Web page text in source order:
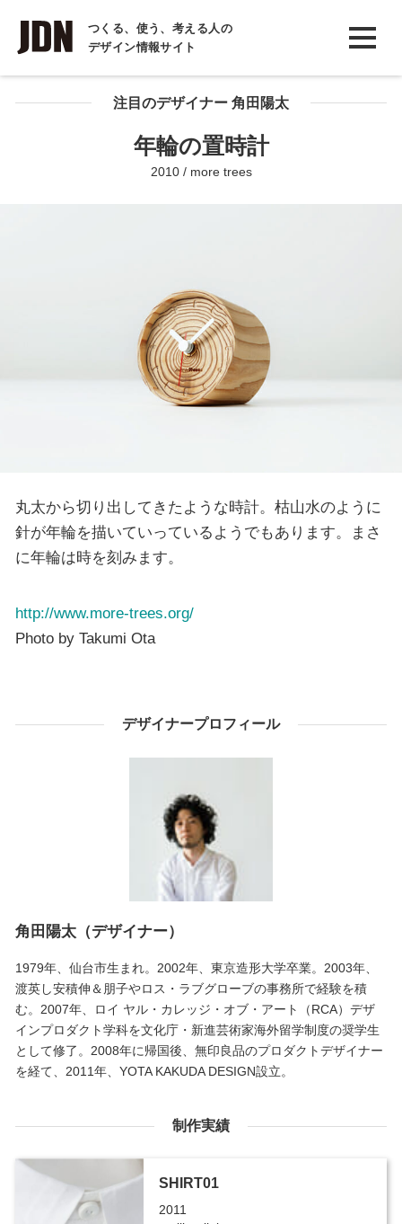
つくる、使う、考える人の
デザイン情報サイト
INTERVIEW
インタビュー
REPORT注目のデザイナー 角田陽太
年輪の置時計
2010 / more trees
丸太から切り出してきたような時計。枯山水のように
針が年輪を描いていっているようでもあります。まさ
に年輪は時を刻みます。
http://www.more-trees.org/
Photo by Takumi Ota
デザイナープロフィール
角田陽太（デザイナー）
1979年、仙台市生まれ。2002年、東京造形大学卒業。2003年、
渡英し安積伸＆朋子やロス・ラブグローブの事務所で経験を積
む。2007年、ロイ ヤル・カレッジ・オブ・アート（RCA）デザ
インプロダクト学科を文化庁・新進芸術家海外留学制度の奨学生
として修了。2008年に帰国後、無印良品のプロダクトデザイナー
を経て、2011年、YOTA KAKUDA DESIGN設立。
制作実績
SHIRT01
2011